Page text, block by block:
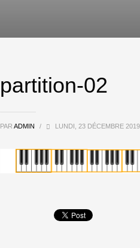
partition-02
PAR ADMIN / LUNDI, 23 DÉCEMBRE 2019